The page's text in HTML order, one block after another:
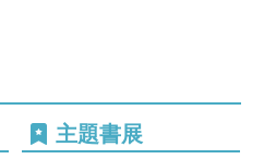
主題書展